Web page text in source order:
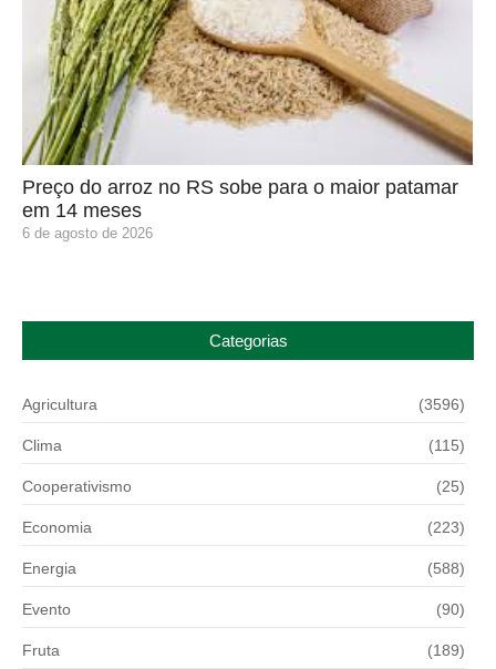
Preço do arroz no RS sobe para o maior patamar
em 14 meses
6 de agosto de 2026
Categorias
Agricultura (3596)
Clima (115)
Cooperativismo (25)
Economia (223)
Energia (588)
Evento (90)
Fruta (189)